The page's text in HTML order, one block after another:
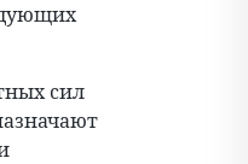
сил